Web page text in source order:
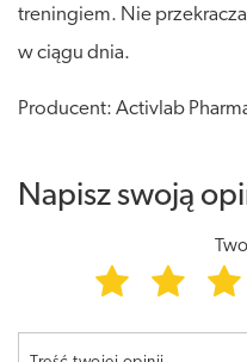
treningiem. Nie
w ciągu dnia.
Producent: Activlab
Napisz swoją